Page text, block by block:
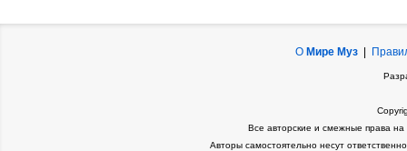
О Мире Муз|
Все авторские и смежные права
Авторы самостоятельно несут